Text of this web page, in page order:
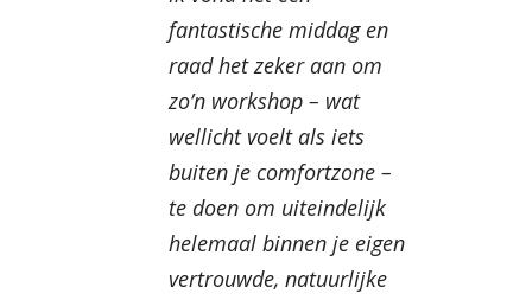
fantastische middag en
raad het zeker aan om
zo’n workshop – wat
wellicht voelt als iets
buiten je comfortzone –
te doen om uiteindelijk
helemaal binnen je eigen
vertrouwde, natuurlijke